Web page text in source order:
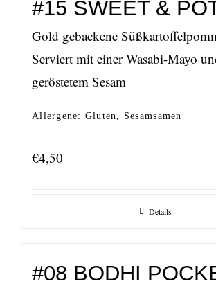
#15 SWEET &
Gold gebackene
Serviert mit einer Wasabi-Mayo
geröstetem Sesam
Allergene: Gluten, Sesamsamen
€4,50
Details
#08 BODHI